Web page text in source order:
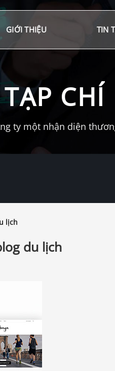
GIỚI THIỆU TIN
CHÍ
ty một nhận diện
lịch
du lịch